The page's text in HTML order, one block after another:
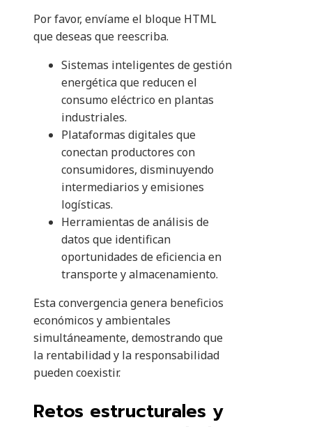
Por favor, envíame el bloque HTML
que deseas que reescriba.
Sistemas inteligentes de gestión
energética que reducen el
consumo eléctrico en plantas
industriales.
Plataformas digitales que
conectan productores con
consumidores, disminuyendo
intermediarios y emisiones
logísticas.
Herramientas de análisis de
datos que identifican
oportunidades de eficiencia en
transporte y almacenamiento.
Esta convergencia genera beneficios
económicos y ambientales
simultáneamente, demostrando que
la rentabilidad y la responsabilidad
pueden coexistir.
Retos estructurales y